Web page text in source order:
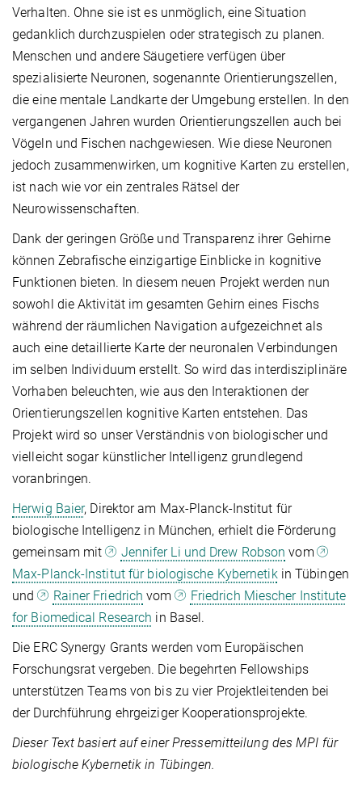
Verhalten. Ohne sie ist es unmöglich, eine Situation
gedanklich durchzuspielen oder strategisch zu planen.
Menschen und andere Säugetiere verfügen über
spezialisierte Neuronen, sogenannte Orientierungszellen,
die eine mentale Landkarte der Umgebung erstellen. In den
vergangenen Jahren wurden Orientierungszellen auch bei
Vögeln und Fischen nachgewiesen. Wie diese Neuronen
jedoch zusammenwirken, um kognitive Karten zu erstellen,
ist nach wie vor ein zentrales Rätsel der
Neurowissenschaften.
Dank der geringen Größe und Transparenz ihrer Gehirne
können Zebrafische einzigartige Einblicke in kognitive
Funktionen bieten. In diesem neuen Projekt werden nun
sowohl die Aktivität im gesamten Gehirn eines Fischs
während der räumlichen Navigation aufgezeichnet als
auch eine detaillierte Karte der neuronalen Verbindungen
im selben Individuum erstellt. So wird das interdisziplinäre
Vorhaben beleuchten, wie aus den Interaktionen der
Orientierungszellen kognitive Karten entstehen. Das
Projekt wird so unser Verständnis von biologischer und
vielleicht sogar künstlicher Intelligenz grundlegend
voranbringen.
Herwig Baier, Direktor am Max-Planck-Institut für
biologische Intelligenz in München, erhielt die Förderung
gemeinsam mit
Jennifer Li und Drew Robson vom
Max-Planck-Institut für biologische Kybernetikin Tübingen
und
Rainer Friedrich vom
Friedrich Miescher Institute
for Biomedical Research in Basel.
Die ERC Synergy Grants werden vom Europäischen
Forschungsrat vergeben. Die begehrten Fellowships
unterstützen Teams von bis zu vier Projektleitenden bei
der Durchführung ehrgeiziger Kooperationsprojekte.
Dieser Text basiert auf einer Pressemitteilung des MPI für
biologische Kybernetik in Tübingen.